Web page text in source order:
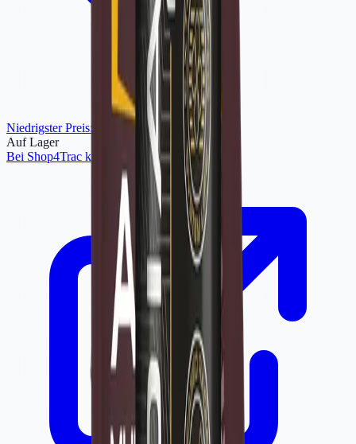
Niedrigster Preis:
bei Shop4Trac
Auf Lager
Bei Shop4Trac kaufen